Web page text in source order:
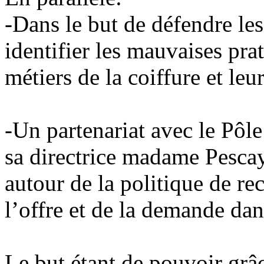
-Dans le but de défendre
identifier les mauvaises
métiers de la coiffure et
-Un partenariat avec le
sa directrice madame
autour de la politique de
l’offre et de la demande